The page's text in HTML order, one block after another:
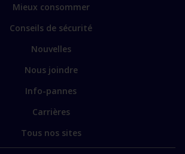
certains
sites
Mieux consommer
Conseils de sécurité
Nouvelles
Nous joindre
Info-pannes
Carrières
Tous nos sites